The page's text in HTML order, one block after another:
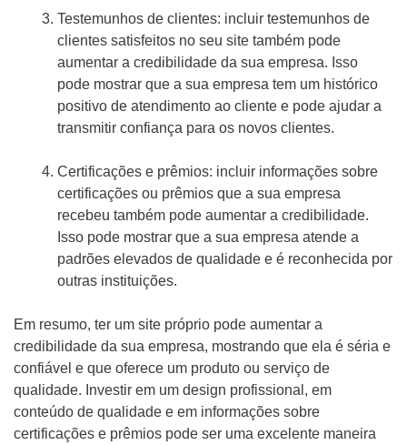
Testemunhos de clientes: incluir testemunhos de
clientes satisfeitos no seu site também pode
aumentar a credibilidade da sua empresa. Isso
pode mostrar que a sua empresa tem um histórico
positivo de atendimento ao cliente e pode ajudar a
transmitir confiança para os novos clientes.
Certificações e prêmios: incluir informações sobre
certificações ou prêmios que a sua empresa
recebeu também pode aumentar a credibilidade.
Isso pode mostrar que a sua empresa atende a
padrões elevados de qualidade e é reconhecida por
outras instituições.
Em resumo, ter um site próprio pode aumentar a
credibilidade da sua empresa, mostrando que ela é séria e
confiável e que oferece um produto ou serviço de
qualidade. Investir em um design profissional, em
conteúdo de qualidade e em informações sobre
certificações e prêmios pode ser uma excelente maneira